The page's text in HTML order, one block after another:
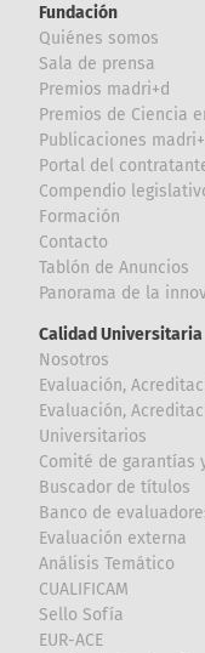
Fundación
Quiénes somos
Sala de prensa
Premios madri+d
Premios de Ciencia
Publicaciones
Portal del
Compendio
Formación
Contacto
Tablón de Anuncios
Panorama de la
Calidad Universitaria
Nosotros
Evaluación,
Evaluación,
Universitarios
Comité de garantías
Buscador de títulos
Banco de
Evaluación externa
Análisis Temático
CUALIFICAM
Sello Sofía
EUR-ACE